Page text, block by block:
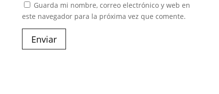
Guarda mi nombre, correo electrónico y web en
este navegador para la próxima vez que comente.
Enviar